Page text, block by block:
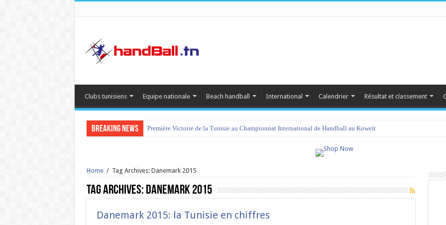
Clubs tunisiens Equipe nationale Beach handball International Calendrier Résultat et classement
Breaking News Première Victoire de la Tunisie au Championnat International de Handball au Koweït
Home / Tag Archives: Danemark 2015
Tag Archives: Danemark 2015
Danemark 2015: la Tunisie en chiffres